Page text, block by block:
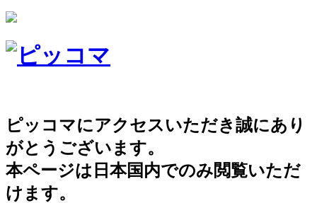
ピッコマにアクセスいただき誠にあり
がとうございます。
本ページは日本国内でのみ閲覧いただ
けます。